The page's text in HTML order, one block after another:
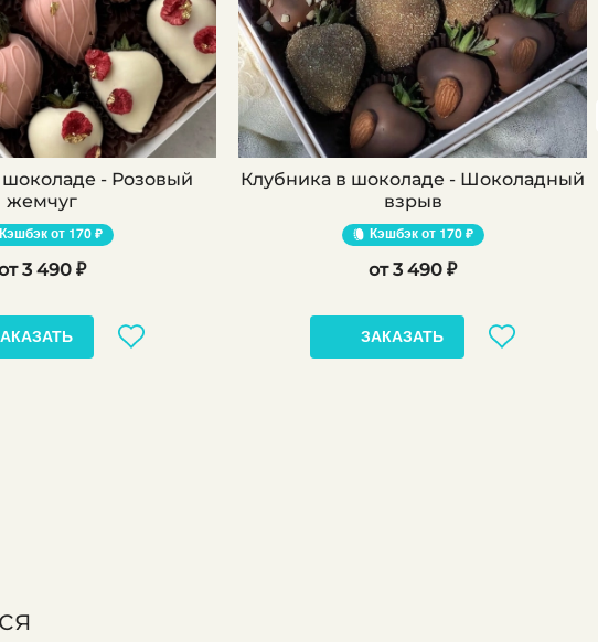
- Розовый
жемчуг
Кэшбэк 170 ₽
3 490 ₽
Клубника в шоколаде - Шоколадный
взрыв
Кэшбэк 170 ₽
3 490 ₽
ЗАКАЗАТЬ